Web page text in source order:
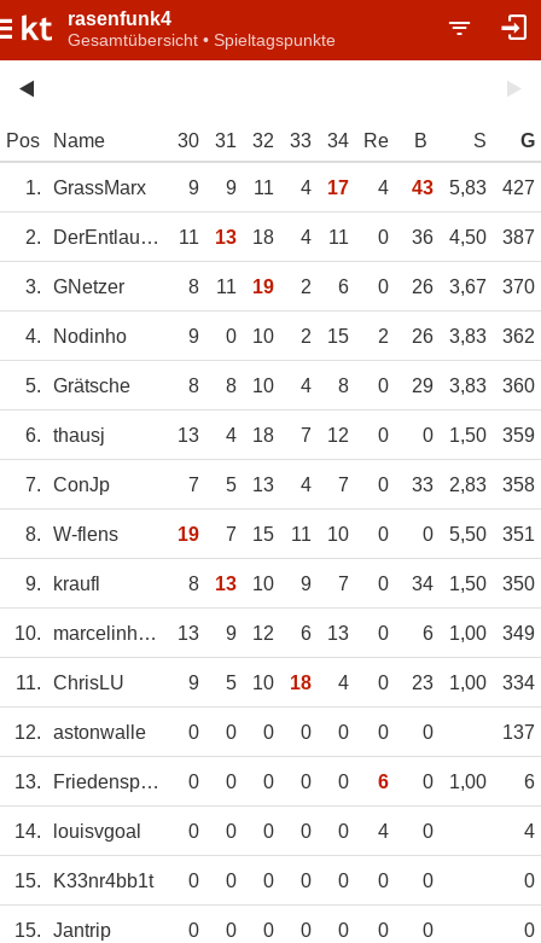
rasenfunk4
Gesamtübersicht • Spieltagspunkte
Pos Name 30 31 32 33 34 Re B S G
1. GrassMarx 9 9 11 4 17 4 43 5,83 427
2. DerEntlauber 11 13 18 4 11 0 36 4,50 387
3. GNetzer 8 11 19 2 6 0 26 3,67 370
4. Nodinho 9 0 10 2 15 2 26 3,83 362
5. Grätsche 8 8 10 4 8 0 29 3,83 360
6. thausj 13 4 18 7 12 0 0 1,50 359
7. ConJp 7 5 13 4 7 0 33 2,83 358
8. W-flens 19 7 15 11 10 0 0 5,50 351
9. kraufl 8 13 10 9 7 0 34 1,50 350
10. marcelinho86hh 13 9 12 6 13 0 6 1,00 349
11. ChrisLU 9 5 10 18 4 0 23 1,00 334
12. astonwalle 0 0 0 0 0 0 0 137
13. Friedenspanzer 0 0 0 0 0 6 0 1,00 6
14. louisvgoal 0 0 0 0 0 4 0 4
15. K33nr4bb1t 0 0 0 0 0 0 0 0
15. Jantrip 0 0 0 0 0 0 0 0